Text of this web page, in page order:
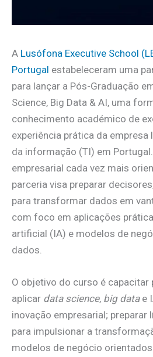
A Lusófona Executive School
Portugal estabeleceram uma
para lançar a Pós-Graduação
Science, Big Data & AI, uma
conhecimento académico de
experiência prática da
da informação (TI) em
empresarial cada vez mais
parceria visa preparar
para transformar dados em
com foco em aplicações
artificial (IA) e modelos de
dados.
O objetivo do curso é capacitar
aplicar data science, big datae
inovação empresarial; preparar
para impulsionar a
modelos de negócio